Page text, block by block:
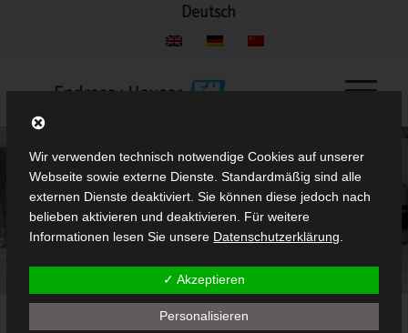
Deutsch
Wir verwenden technisch notwendige Cookies auf unserer
Webseite sowie externe Dienste. Standardmäßig sind alle
externen Dienste deaktiviert. Sie können diese jedoch nach
belieben aktivieren und deaktivieren. Für weitere
Informationen lesen Sie unsere Datenschutzerklärung.
✓ Akzeptieren
Personalisieren